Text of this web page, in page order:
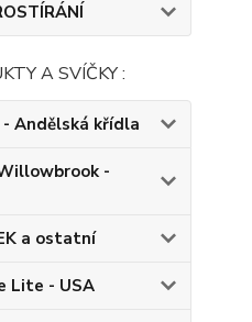
A SVÍČKY :
Andělská křídla
-
a ostatní
Lite - USA